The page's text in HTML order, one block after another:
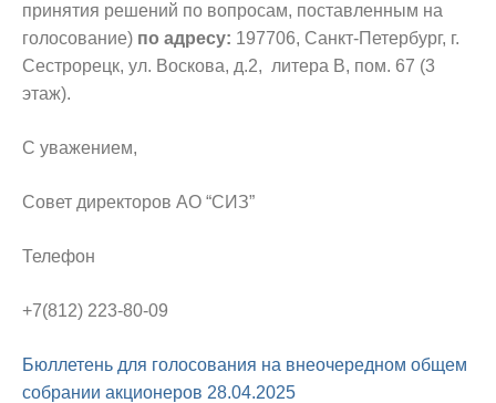
принятия решений по вопросам, поставленным на
голосование) по адресу: 197706, Санкт-Петербург, г.
Сестрорецк, ул. Воскова, д.2, литера В, пом. 67 (3
этаж).
С уважением,
Совет директоров АО “СИЗ”
Телефон
+7(812) 223-80-09
Бюллетень для голосования на внеочередном общем
собрании акционеров 28.04.2025